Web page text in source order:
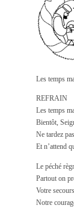
Les temps
REFRAIN
Les temps
Bientôt,
Ne tardez
Et n’attend
Le péché
Partout on
Votre
Notre